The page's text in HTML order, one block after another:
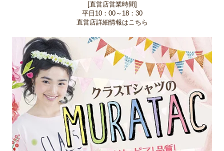
[直営店営業時間]
平日10：00～18：30
直営店詳細情報はこちら